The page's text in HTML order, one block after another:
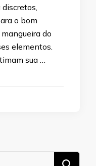
o bom
do
elementos.
sua …